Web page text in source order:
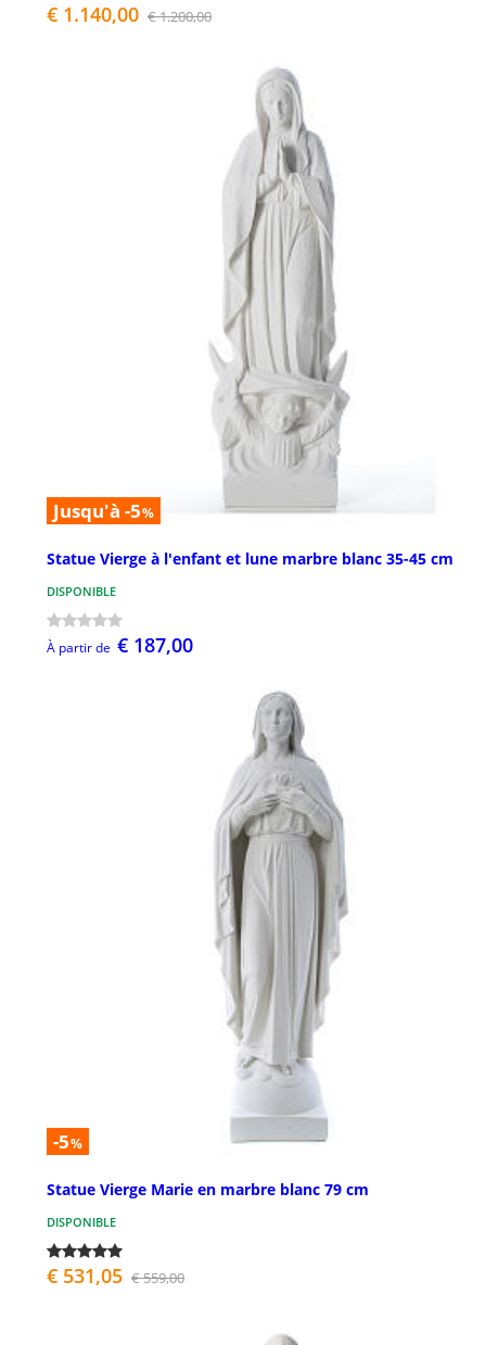
€ 1.140,00 € 1.200,00
Jusqu'à -5%
Statue Vierge à l'enfant et lune marbre blanc 35-45 cm
DISPONIBLE
À partir de € 187,00
-5%
Statue Vierge Marie en marbre blanc 79 cm
DISPONIBLE
€ 531,05 € 559,00